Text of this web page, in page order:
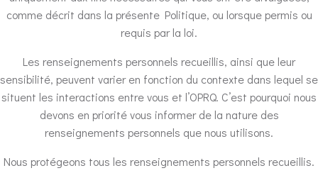
comme décrit dans la présente Politique, ou lorsque permis ou
requis par la loi.
Les renseignements personnels recueillis, ainsi que leur
sensibilité, peuvent varier en fonction du contexte dans lequel se
situent les interactions entre vous et l’OPRQ. C’est pourquoi nous
devons en priorité vous informer de la nature des
renseignements personnels que nous utilisons.
Nous protégeons tous les renseignements personnels recueillis.